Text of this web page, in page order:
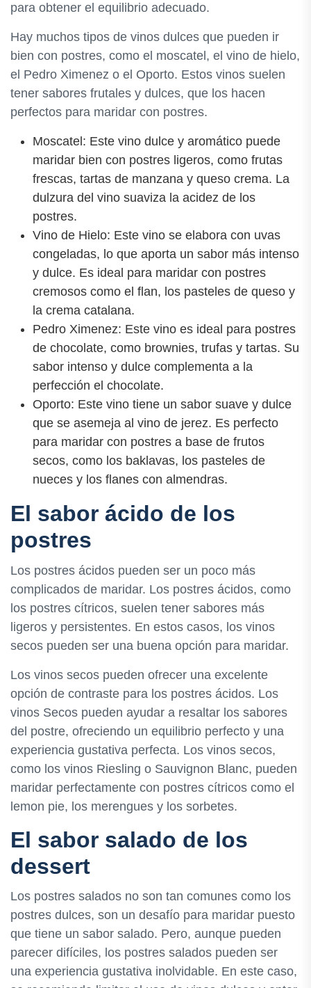
para obtener el equilibrio adecuado.
Hay muchos tipos de vinos dulces que pueden ir
bien con postres, como el moscatel, el vino de hielo,
el Pedro Ximenez o el Oporto. Estos vinos suelen
tener sabores frutales y dulces, que los hacen
perfectos para maridar con postres.
Moscatel: Este vino dulce y aromático puede
maridar bien con postres ligeros, como frutas
frescas, tartas de manzana y queso crema. La
dulzura del vino suaviza la acidez de los
postres.
Vino de Hielo: Este vino se elabora con uvas
congeladas, lo que aporta un sabor más intenso
y dulce. Es ideal para maridar con postres
cremosos como el flan, los pasteles de queso y
la crema catalana.
Pedro Ximenez: Este vino es ideal para postres
de chocolate, como brownies, trufas y tartas. Su
sabor intenso y dulce complementa a la
perfección el chocolate.
Oporto: Este vino tiene un sabor suave y dulce
que se asemeja al vino de jerez. Es perfecto
para maridar con postres a base de frutos
secos, como los baklavas, los pasteles de
nueces y los flanes con almendras.
El sabor ácido de los
postres
Los postres ácidos pueden ser un poco más
complicados de maridar. Los postres ácidos, como
los postres cítricos, suelen tener sabores más
ligeros y persistentes. En estos casos, los vinos
secos pueden ser una buena opción para maridar.
Los vinos secos pueden ofrecer una excelente
opción de contraste para los postres ácidos. Los
vinos Secos pueden ayudar a resaltar los sabores
del postre, ofreciendo un equilibrio perfecto y una
experiencia gustativa perfecta. Los vinos secos,
como los vinos Riesling o Sauvignon Blanc, pueden
maridar perfectamente con postres cítricos como el
lemon pie, los merengues y los sorbetes.
El sabor salado de los
dessert
Los postres salados no son tan comunes como los
postres dulces, son un desafío para maridar puesto
que tiene un sabor salado. Pero, aunque pueden
parecer difíciles, los postres salados pueden ser
una experiencia gustativa inolvidable. En este caso,